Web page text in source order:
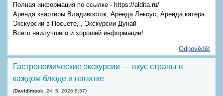
Полная информация по ссылке - https://aldita.ru/
Аренда квартиры Владивосток, Аренда Лексус, Аренда катера
Экскурсии в Посьете, , Экскурсии Дунай
Всего наилучшего и хорошей информации!
Odpovědět
Гастрономические экскурсии — вкус страны в
каждом блюде и напитке
(DavidImpok 24. 5. 2026 8:37)